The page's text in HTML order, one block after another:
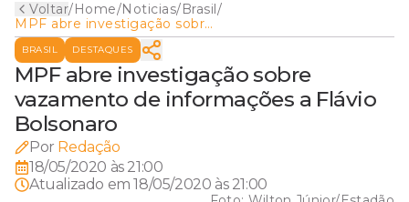
Voltar/Home/Noticias/Brasil/
MPF abre investigação sobre
vazamento de informações a
Flávio Bolsonaro
BRASIL DESTAQUES
MPF abre investigação sobre
vazamento de informações a Flávio
Bolsonaro
Por Redação
18/05/2020 às 21:00
Atualizado em18/05/2020 às 21:00